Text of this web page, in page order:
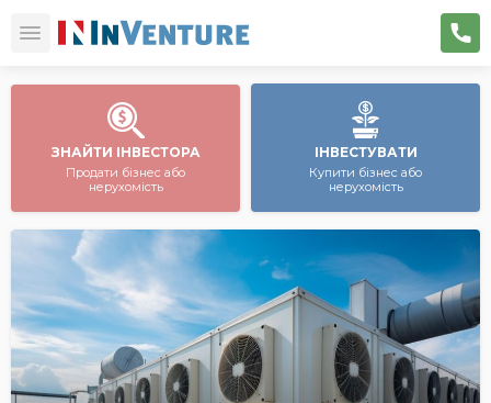
ЗНАЙТИ ІНВЕСТОРА
Продати бізнес або
нерухомість
ІНВЕСТУВАТИ
Купити бізнес або
нерухомість